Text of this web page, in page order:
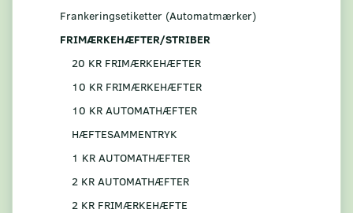
Frankeringsetiketter (Automatmærker)
FRIMÆRKEHÆFTER/STRIBER
20 KR FRIMÆRKEHÆFTER
10 KR FRIMÆRKEHÆFTER
10 KR AUTOMATHÆFTER
HÆFTESAMMENTRYK
1 KR AUTOMATHÆFTER
2 KR AUTOMATHÆFTER
2 KR FRIMÆRKEHÆFTE